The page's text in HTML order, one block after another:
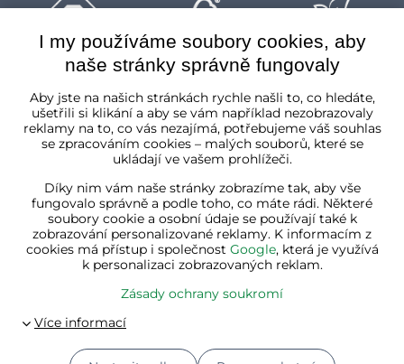
I my používáme soubory cookies, aby
naše stránky správně fungovaly
Aby jste na našich stránkách rychle našli to, co hledáte,
ušetřili si klikání a aby se vám například nezobrazovaly
reklamy na to, co vás nezajímá, potřebujeme váš souhlas
se zpracováním cookies – malých souborů, které se
ukládají ve vašem prohlížeči.
Díky nim vám naše stránky zobrazíme tak, aby vše
fungovalo správně a podle toho, co máte rádi. Některé
soubory cookie a osobní údaje se používají také k
zobrazování personalizované reklamy. K informacím z
cookies má přístup i společnost Google, která je využívá
k personalizaci zobrazovaných reklam.
Zásady ochrany soukromí